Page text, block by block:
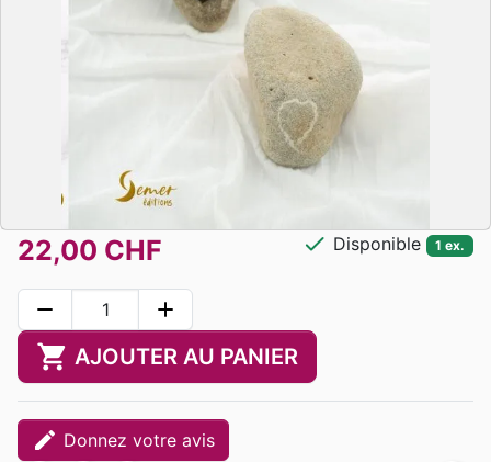
22,00 CHF check Disponible 1 ex.
remove add
shopping_cart AJOUTER AU PANIER
edit Donnez votre avis